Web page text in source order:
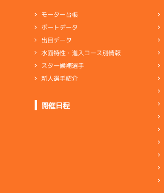
モーター台帳
ボートデータ
出目データ
水面特性・進入コース別情報
スター候補選手
新人選手紹介
開催日程